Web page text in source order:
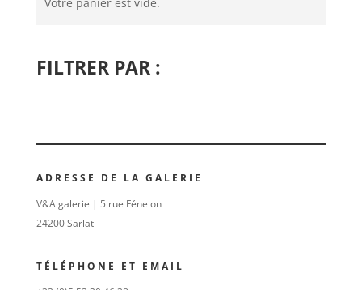
FILTRER PAR :
ADRESSE DE LA GALERIE
V&A galerie | 5 rue Fénelon
24200 Sarlat
TÉLÉPHONE ET EMAIL